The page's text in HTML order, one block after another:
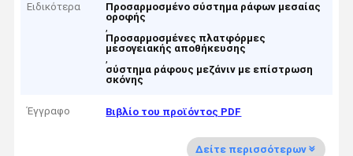
Ειδικότερα
Προσαρμοσμένο σύστημα ράφων μεσαίας
οροφής
,
Προσαρμοσμένες πλατφόρμες
μεσογειακής αποθήκευσης
,
σύστημα ράφους μεζάνιν με επίστρωση
σκόνης
Έγγραφο Βιβλίο του προϊόντος PDF
Δείτε περισσότερων